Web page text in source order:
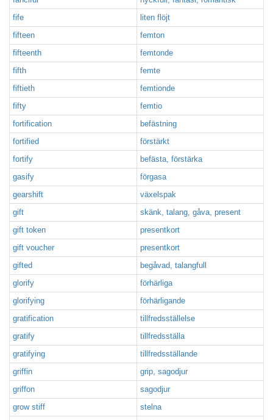
fife
liten flöjt
fifteen
femton
fifteenth
femtonde
fifth
femte
fiftieth
femtionde
fifty
femtio
fortification
befästning
fortified
förstärkt
fortify
befästa, förstärka
gasify
förgasa
gearshift
växelspak
gift
skänk, talang, gåva, present
gift token
presentkort
gift voucher
presentkort
gifted
begåvad, talangfull
glorify
förhärliga
glorifying
förhärligande
gratification
tillfredsställelse
gratify
tillfredsställa
gratifying
tillfredsställande
griffin
grip, sagodjur
griffon
sagodjur
grow stiff
stelna